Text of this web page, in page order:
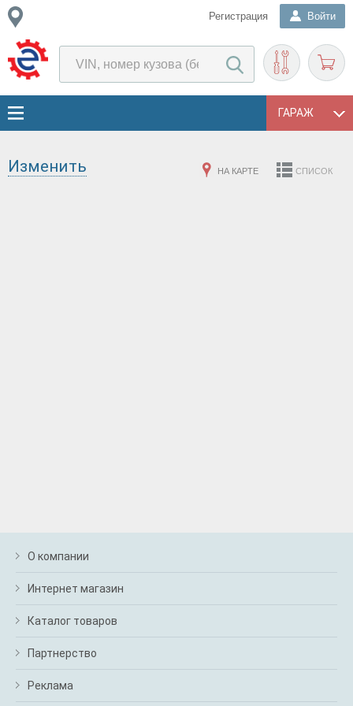
Регистрация Войти
ГАРАЖ
НА КАРТЕ СПИСОК
Изменить
О компании
Интернет магазин
Каталог товаров
Партнерство
Реклама